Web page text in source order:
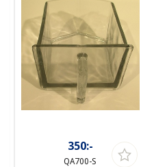
350:-
QA700-S